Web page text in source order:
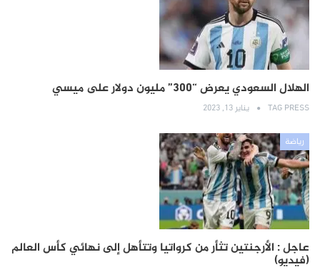
الهلال السعودي يعرض “300” مليون دولار على ميسي
TAG PRESS يناير 13, 2023
رياضة
عاجل : الأرجنتين تثأر من كرواتيا وتتأهل إلى نهائي كأس العالم
(فيديو)